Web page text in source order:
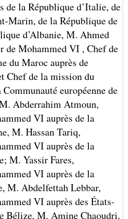
de la République d’Italie, de
Marin, de la République de
d’Albanie, M. Ahmed
de Mohammed VI , Chef de
du Maroc auprès de
Chef de la mission du
européenne de
Abderrahim Atmoun,
VI auprès de la
M. Hassan Tariq,
VI auprès de la
M. Yassir Fares,
VI auprès de la
M. Abdelfettah Lebbar,
VI auprès des États-
Bélize, M. Amine Chaoudri,